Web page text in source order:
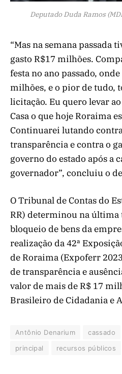
Deputado Duda Ramos
“Mas na semana passada
gasto R$17 milhões.
festa no ano passado,
milhões, e o pior de tudo,
licitação. Eu quero levar
Casa o que hoje Roraima
Continuarei lutando
transparência e contra o
governo do estado após a
governador”, concluiu o
O Tribunal de Contas do
RR) determinou na última
bloqueio de bens da
realização da 42ª
de Roraima (Expoferr
de transparência e
valor de mais de R$ 17
Brasileiro de Cidadania e
Antônio Denarium cassado
principal
recursos públicos